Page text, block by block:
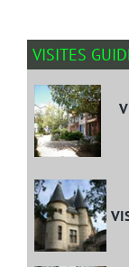
VISITES